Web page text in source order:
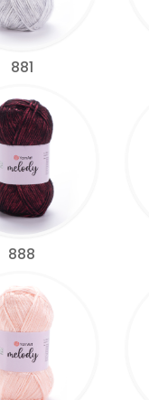
881
888